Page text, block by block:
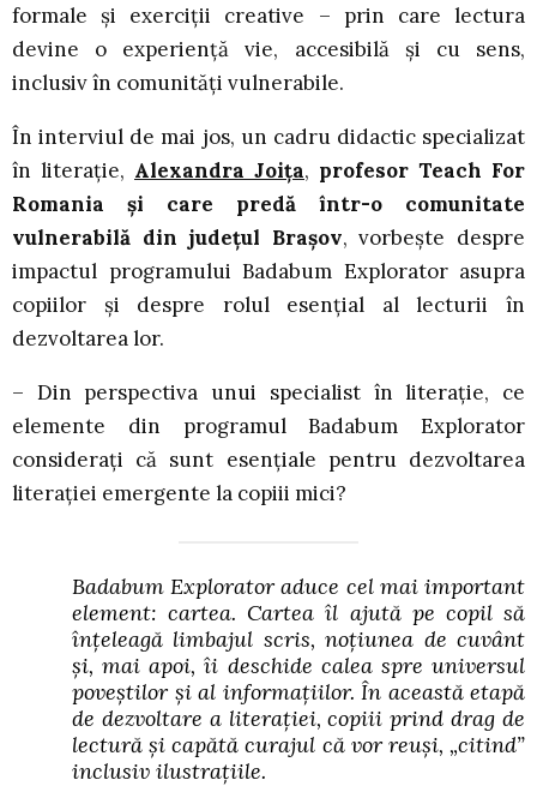
formale și exerciții creative – prin care lectura
devine o experiență vie, accesibilă și cu sens,
inclusiv în comunități vulnerabile.
În interviul de mai jos, un cadru didactic specializat
în literație, Alexandra Joița, profesor Teach For
Romania și care predă într-o comunitate
vulnerabilă din județul Brașov, vorbește despre
impactul programului Badabum Explorator asupra
copiilor și despre rolul esențial al lecturii în
dezvoltarea lor.
– Din perspectiva unui specialist în literație, ce
elemente din programul Badabum Explorator
considerați că sunt esențiale pentru dezvoltarea
literației emergente la copiii mici?
Badabum Explorator aduce cel mai important
element: cartea. Cartea îl ajută pe copil să
înțeleagă limbajul scris, noțiunea de cuvânt
și, mai apoi, îi deschide calea spre universul
poveștilor și al informațiilor. În această etapă
de dezvoltare a literației, copiii prind drag de
lectură și capătă curajul că vor reuși, „citind”
inclusiv ilustrațiile.